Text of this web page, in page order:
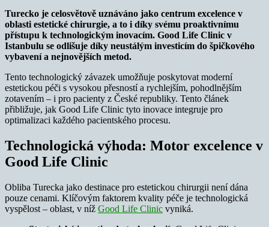
Turecko je celosvětově uznáváno jako centrum excelence v
oblasti estetické chirurgie, a to i díky svému proaktivnímu
přístupu k technologickým inovacím. Good Life Clinic v
Istanbulu se odlišuje díky neustálým investicím do špičkového
vybavení a nejnovějších metod.
Tento technologický závazek umožňuje poskytovat moderní
estetickou péči s vysokou přesností a rychlejším, pohodlnějším
zotavením – i pro pacienty z České republiky. Tento článek
přibližuje, jak Good Life Clinic tyto inovace integruje pro
optimalizaci každého pacientského procesu.
Technologická výhoda: Motor excelence v
Good Life Clinic
Obliba Turecka jako destinace pro estetickou chirurgii není dána
pouze cenami. Klíčovým faktorem kvality péče je technologická
vyspělost – oblast, v níž Good Life Clinic vyniká.